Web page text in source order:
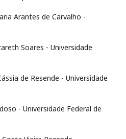
Arantes de Carvalho -
Soares - Universidade
de Resende - Universidade
- Universidade Federal de